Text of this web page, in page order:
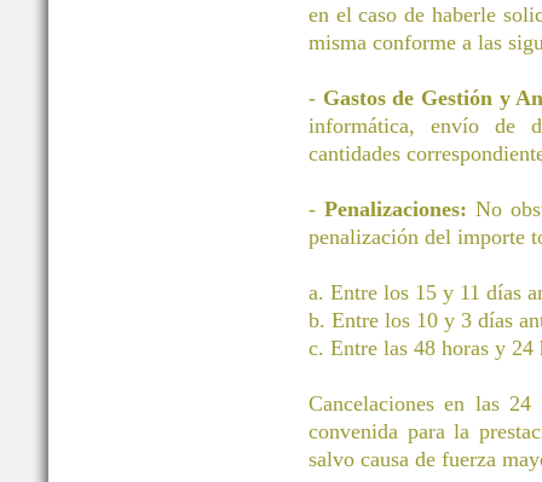
en el caso de haberle
misma conforme a las
- Gastos de Gestión y
informática, envío de
cantidades
- Penalizaciones: No
penalización del importe
a. Entre los 15 y 11 días
b. Entre los 10 y 3 días
c. Entre las 48 horas y
Cancelaciones en las
convenida para la
salvo causa de fuerza